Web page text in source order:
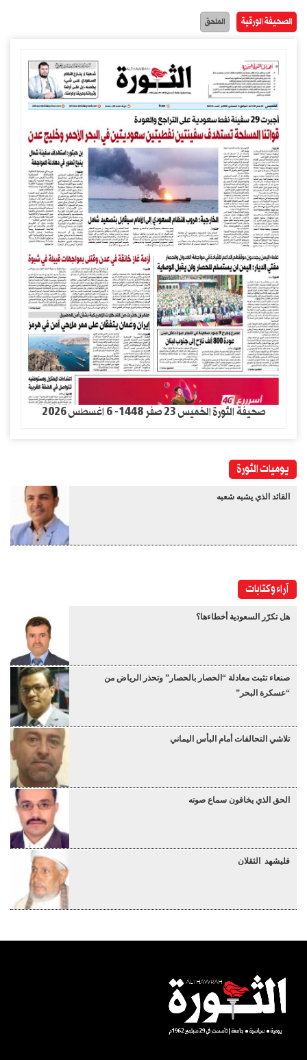
الصحيفة الورقية الملحق
صحيفة الثورة الخميس 23 صفر 1448- 6 اغسطس 2026
يوميات الثورة
القائد الذي يشبه شعبه
آراء وكتابات
هل تكرّر السعودية أخطاءها؟
صنعاء تثبت معادلة “الحصار بالحصار” وتحذر الرياض من
“عسكرة البحر”
تلاشي التحالفات أمام البأس اليماني
الحق الذي يخافون سماع صوته
فليشهد الثقلان